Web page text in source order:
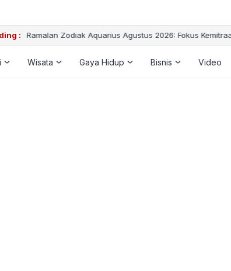
: Ramalan Zodiak Aquarius Agustus 2026: Fokus
Wisata Gaya Hidup Bisnis Video